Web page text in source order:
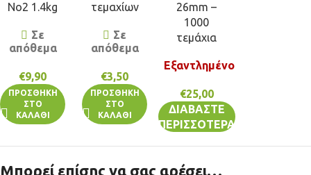
No2 1.4kg
Σε
απόθεμα
€9,90
ΠΡΟΣΘΉΚΗ
ΣΤΟ
ΚΑΛΆΘΙ
τεμαχίων
Σε
απόθεμα
€3,50
ΠΡΟΣΘΉΚΗ
ΣΤΟ
ΚΑΛΆΘΙ
26mm –
1000
τεμάχια
Εξαντλημένο
€25,00
ΔΙΑΒΆΣΤΕ
ΠΕΡΙΣΣΌΤΕΡΑ
Μπορεί επίσης να σας αρέσει…